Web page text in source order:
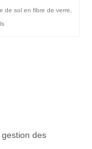
de sol en fibre de verre
des